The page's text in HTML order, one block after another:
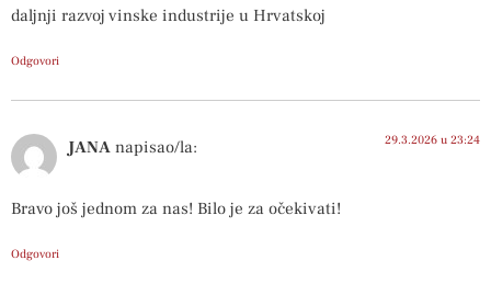
daljnji razvoj vinske industrije u Hrvatskoj
Odgovori
JANA napisao/la: 29.3.2026 u 23:24
Bravo još jednom za nas! Bilo je za očekivati!
Odgovori